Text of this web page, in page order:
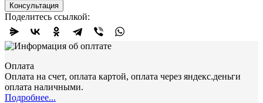
Консультация
Поделитесь ссылкой:
Оплата
Оплата на счет, оплата картой, оплата через яндекс.деньги
оплата наличными.
Подробнее...